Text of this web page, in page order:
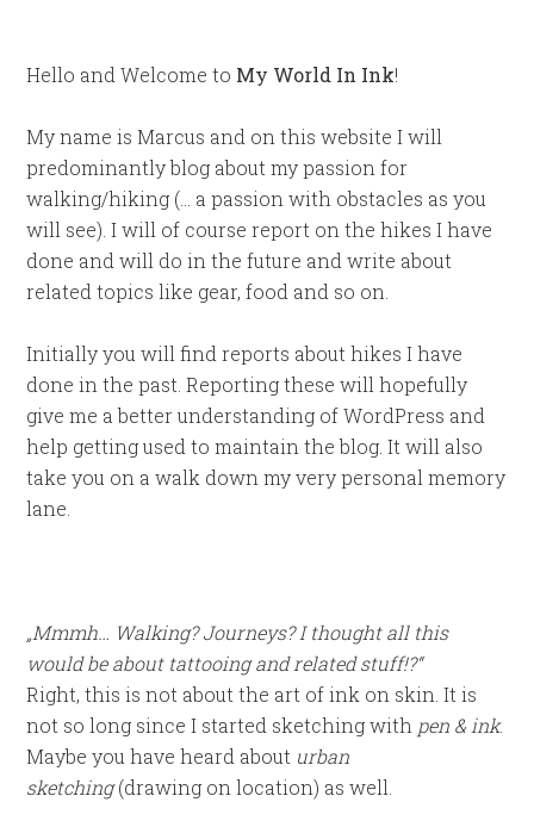
Hello and Welcome to My World In Ink!
My name is Marcus and on this website I will
predominantly blog about my passion for
walking/hiking (… a passion with obstacles as you
will see). I will of course report on the hikes I have
done and will do in the future and write about
related topics like gear, food and so on.
Initially you will find reports about hikes I have
done in the past. Reporting these will hopefully
give me a better understanding of WordPress and
help getting used to maintain the blog. It will also
take you on a walk down my very personal memory
lane.
„Mmmh… Walking? Journeys? I thought all this
would be about tattooing and related stuff!?“
Right, this is not about the art of ink on skin. It is
not so long since I started sketching with pen & ink.
Maybe you have heard about urban
sketching(drawing on location) as well.